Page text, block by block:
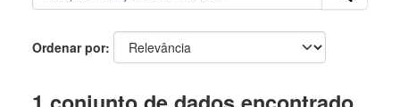
Ordenar por